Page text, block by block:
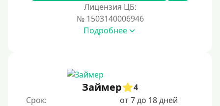
Лицензия ЦБ:
№ 1503140006946
Подробнее
Займер
4
Срок:
от 7 до 18 дней